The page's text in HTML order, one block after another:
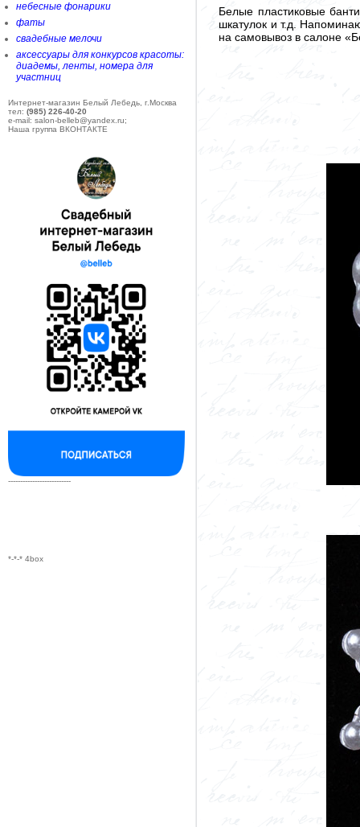
небесные фонарики
фаты
свадебные мелочи
аксессуары для конкурсов красоты:
диадемы, ленты, номера для
участниц
Интернет-магазин Белый Лебедь, г.Москва
тел: (985) 226-40-20
e-mail: salon-belleb@yandex.ru;
Наша группа ВКОНТАКТЕ
--------------------------
*-*-* 4box
Белые пластиковые
шкатулок и т.д.
на самовывоз в салоне